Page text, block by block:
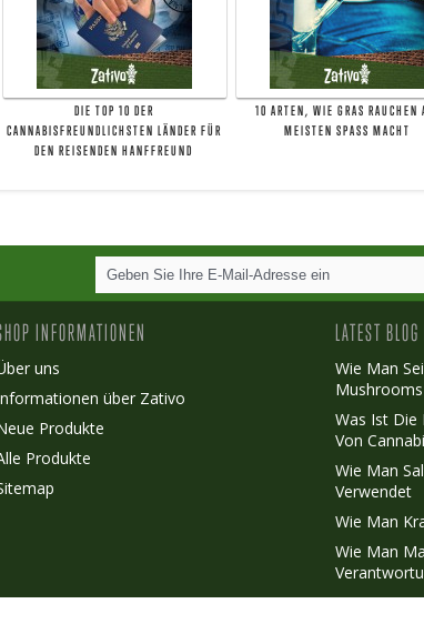
DIE TOP 10 DER
CANNABISFREUNDLICHSTEN LÄNDER FÜR
DEN REISENDEN HANFFREUND
10 ARTEN, WIE GRAS RAUCHEN
MEISTEN SPASS MACHT
INFORMATIONEN
uns
über Zativo
Produkte
Produkte
LATEST
Wie Man
Was Ist Die
Von
Wie Man
Verwendet
Wie Man
Wie Man